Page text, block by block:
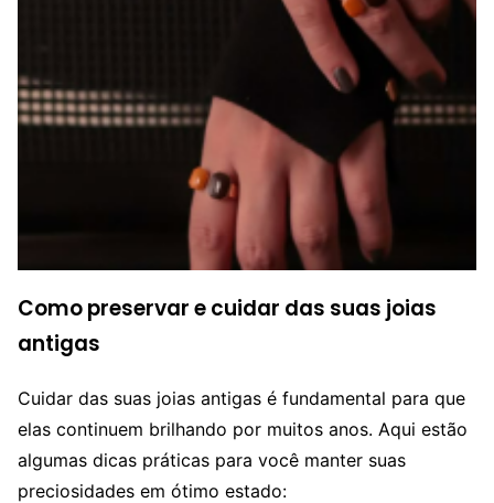
Como preservar e cuidar das suas joias
antigas
Cuidar das suas joias antigas é fundamental para que
elas continuem brilhando por muitos anos. Aqui estão
algumas dicas práticas para você manter suas
preciosidades em ótimo estado: